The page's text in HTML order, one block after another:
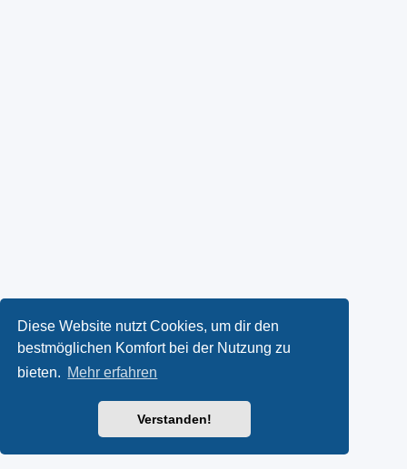
Diese Website nutzt Cookies, um dir den
bestmöglichen Komfort bei der Nutzung zu
bieten. Mehr erfahren
Verstanden!